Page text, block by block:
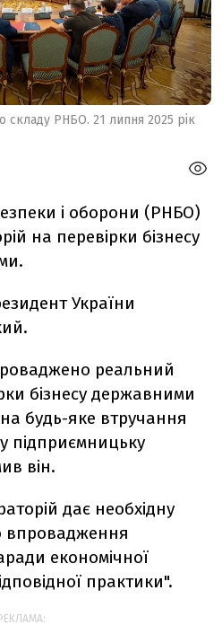
складу РНБО. 21 липня 2025 рік
і оборони (РНБО)
на перевірки бізнесу
України
реальний
бізнесу державними
будь-яке втручання
підприємницьку
він.
дає необхідну
впровадження
економічної
практики".
РЕКЛАМА: